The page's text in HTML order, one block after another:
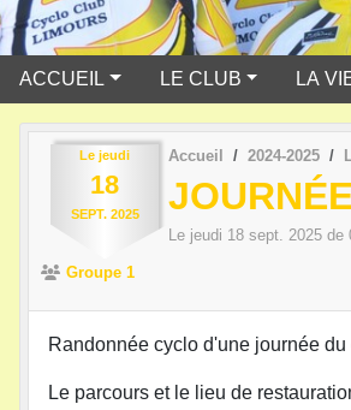
ACCUEIL LE CLUB LA
Le jeudi
18
SEPT. 2025
Accueil 2024-2025
Le jeudi 18 sept. 2025 de
Groupe 1
Randonnée cyclo d'une journée du
Le parcours et le lieu de